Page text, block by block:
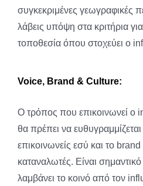
συγκεκριμένες γεωγραφικές
λάβεις υπόψη στα κριτήρια
τοποθεσία όπου στοχεύει ο
Voice, Brand & Culture:
Ο τρόπος που επικοινωνεί ο
θα πρέπει να
επικοινωνείς εσύ και το
καταναλωτές. Είναι
λαμβάνει το κοινό από τον